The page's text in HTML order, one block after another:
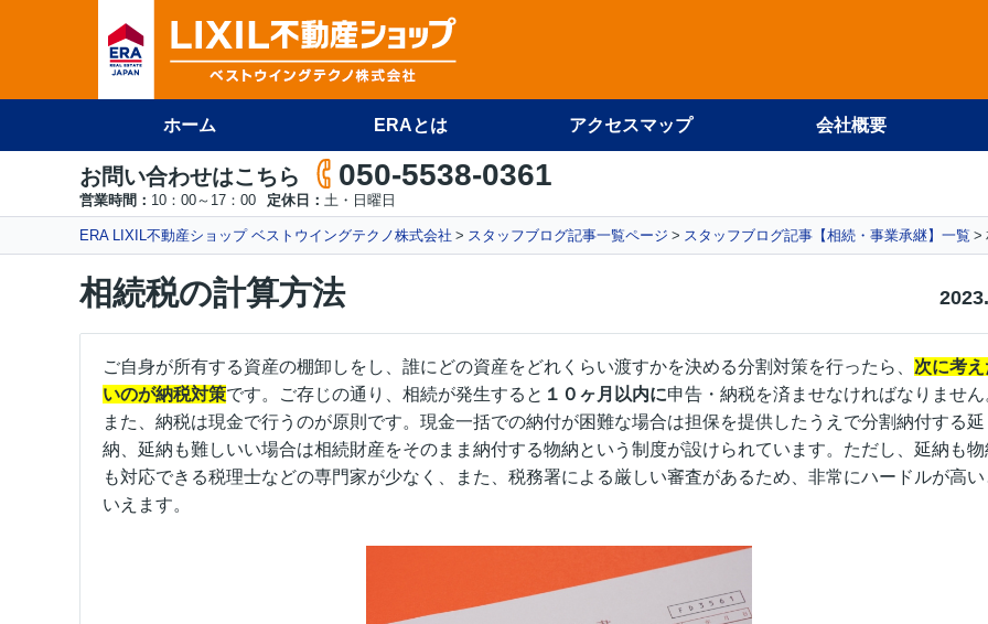
ホーム ERAとは アクセスマップ 会社概要
お問い合わせはこちら 050-5538-0361
営業時間： 10：00～17：00 定休日： 土・日曜日
ERA LIXIL不動産ショップ ベストウイングテクノ株式会社 スタッフブログ記事一覧ページ スタッフブログ記事【相続・事業承継】一覧
相続税の計算方法
ご自身が所有する資産の棚卸しをし、誰にどの資産をどれくらい渡すかを決める分割対策を行ったら、 次に考え
いのが納税対策です。ご存じの通り、相続が発生すると １０ヶ月以内に申告・納税を済ませなければなりません
また、納税は現金で行うのが原則です。現金一括での納付が困難な場合は担保を提供したうえで分割納付する延
納、延納も難しいい場合は相続財産をそのまま納付する物納という制度が設けられています。ただし、延納も物
も対応できる税理士などの専門家が少なく、また、税務署による厳しい審査があるため、非常にハードルが高い
いえます。